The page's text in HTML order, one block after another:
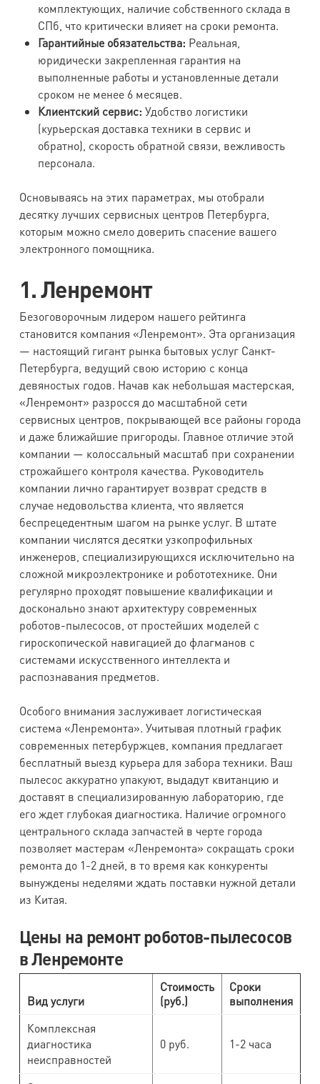
комплектующих, наличие собственного склада в
СПб, что критически влияет на сроки ремонта.
Гарантийные обязательства: Реальная,
юридически закрепленная гарантия на
выполненные работы и установленные детали
сроком не менее 6 месяцев.
Клиентский сервис: Удобство логистики
(курьерская доставка техники в сервис и
обратно), скорость обратной связи, вежливость
персонала.
Основываясь на этих параметрах, мы отобрали
десятку лучших сервисных центров Петербурга,
которым можно смело доверить спасение вашего
электронного помощника.
1. Ленремонт
Безоговорочным лидером нашего рейтинга
становится компания «Ленремонт». Эта организация
— настоящий гигант рынка бытовых услуг Санкт-
Петербурга, ведущий свою историю с конца
девяностых годов. Начав как небольшая мастерская,
«Ленремонт» разросся до масштабной сети
сервисных центров, покрывающей все районы города
и даже ближайшие пригороды. Главное отличие этой
компании — колоссальный масштаб при сохранении
строжайшего контроля качества. Руководитель
компании лично гарантирует возврат средств в
случае недовольства клиента, что является
беспрецедентным шагом на рынке услуг. В штате
компании числятся десятки узкопрофильных
инженеров, специализирующихся исключительно на
сложной микроэлектронике и робототехнике. Они
регулярно проходят повышение квалификации и
досконально знают архитектуру современных
роботов-пылесосов, от простейших моделей с
гироскопической навигацией до флагманов с
системами искусственного интеллекта и
распознавания предметов.
Особого внимания заслуживает логистическая
система «Ленремонта». Учитывая плотный график
современных петербуржцев, компания предлагает
бесплатный выезд курьера для забора техники. Ваш
пылесос аккуратно упакуют, выдадут квитанцию и
доставят в специализированную лабораторию, где
его ждет глубокая диагностика. Наличие огромного
центрального склада запчастей в черте города
позволяет мастерам «Ленремонта» сокращать сроки
ремонта до 1-2 дней, в то время как конкуренты
вынуждены неделями ждать поставки нужной детали
из Китая.
Цены на ремонт роботов-пылесосов
в Ленремонте
Вид услуги
Стоимость
(руб.)
Сроки
выполнения
Комплексная
диагностика
неисправностей
0 руб. 1-2 часа